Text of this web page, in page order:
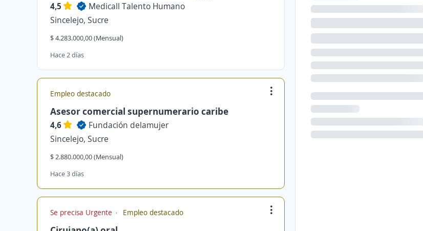
4,5
Medicall Talento Humano
Sincelejo, Sucre
$ 4.283.000,00 (Mensual)
Hace 2 días
Empleo destacado
Asesor comercial supernumerario caribe
4,6
Fundación delamujer
Sincelejo, Sucre
$ 2.880.000,00 (Mensual)
Hace 3 días
Se precisa Urgente Empleo destacado